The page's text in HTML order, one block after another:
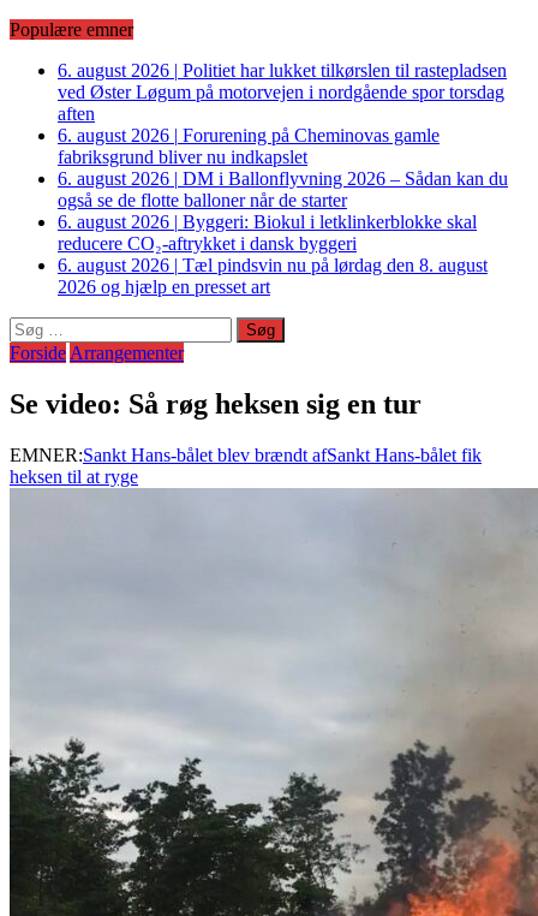
Populære emner
6. august 2026 | Politiet har lukket tilkørslen til rastepladsen
ved Øster Løgum på motorvejen i nordgående spor torsdag
aften
6. august 2026 | Forurening på Cheminovas gamle
fabriksgrund bliver nu indkapslet
6. august 2026 | DM i Ballonflyvning 2026 – Sådan kan du
også se de flotte balloner når de starter
6. august 2026 | Byggeri: Biokul i letklinkerblokke skal
reducere CO₂-aftrykket i dansk byggeri
6. august 2026 | Tæl pindsvin nu på lørdag den 8. august
2026 og hjælp en presset art
Søg
efter:
Forside Arrangementer
Se video: Så røg heksen sig en tur
EMNER:Sankt Hans-bålet blev brændt afSankt Hans-bålet fik
heksen til at ryge